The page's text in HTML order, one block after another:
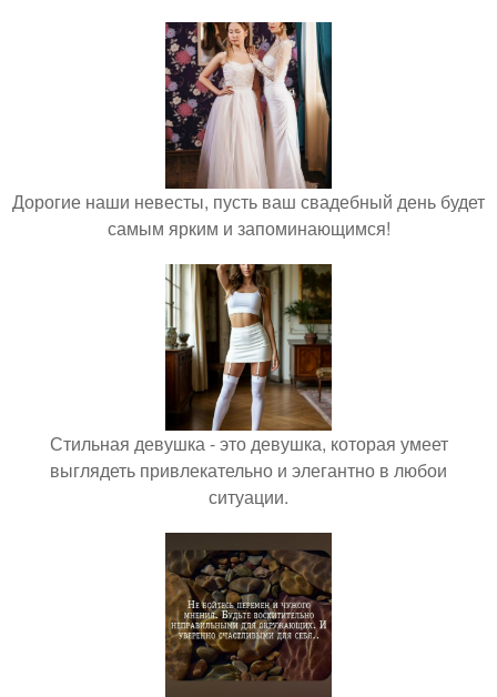
Дорогие наши невесты, пусть ваш свадебный день будет
самым ярким и запоминающимся!
Стильная девушка - это девушка, которая умеет
выглядеть привлекательно и элегантно в любои
ситуации.